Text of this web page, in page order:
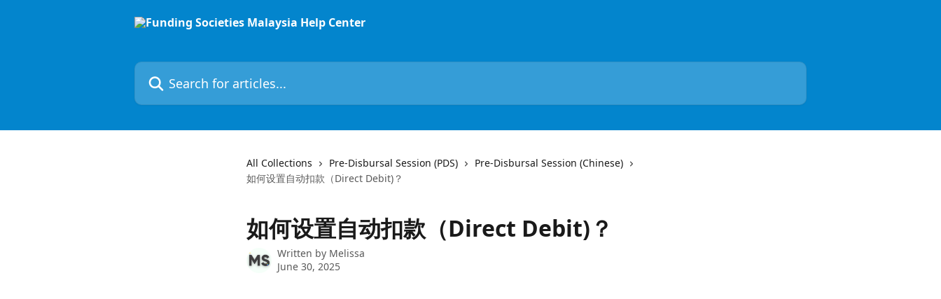
Search for articles...
All Collections Pre-Disbursal Session (PDS)
Pre-Disbursal Session (Chinese)
如何设置自动扣款（Direct Debit)？
如何设置自动扣款（Direct Debit)？
Written by Melissa
June 30, 2025